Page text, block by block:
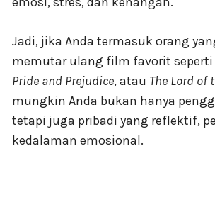
Jadi, jika Anda termasuk orang
memutar ulang film favorit seperti
Pride and Prejudice, atau The Lord of
mungkin Anda bukan hanya
tetapi juga pribadi yang reflektif,
kedalaman emosional.